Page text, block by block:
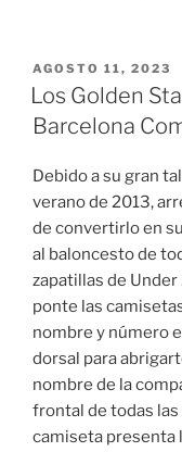
PUBLICADO
EL
AGOSTO 11, 2023
Los Golden
Barcelona
Debido a su gran
verano de 2013,
de convertirlo en
al baloncesto de
zapatillas de Under
ponte las
nombre y número
dorsal para
nombre de la
frontal de todas las
camiseta presenta